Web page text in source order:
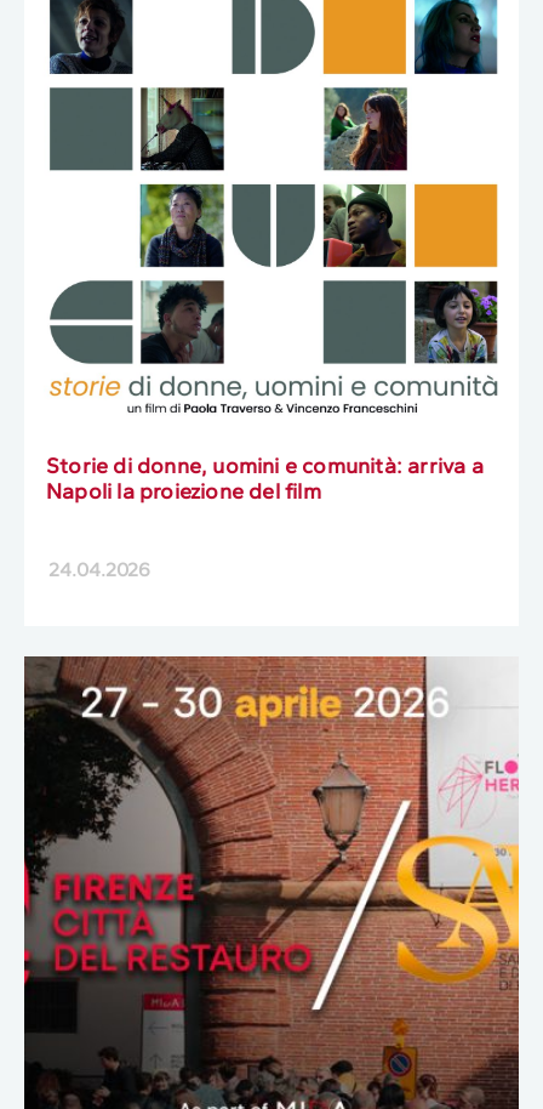
Storie di donne, uomini e comunità: arriva a
Napoli la proiezione del film
24.04.2026